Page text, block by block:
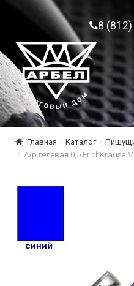
Перейти к навигации
Перейти к 8
Главная Каталог
А/р гелевая 0,5 ErichKrause